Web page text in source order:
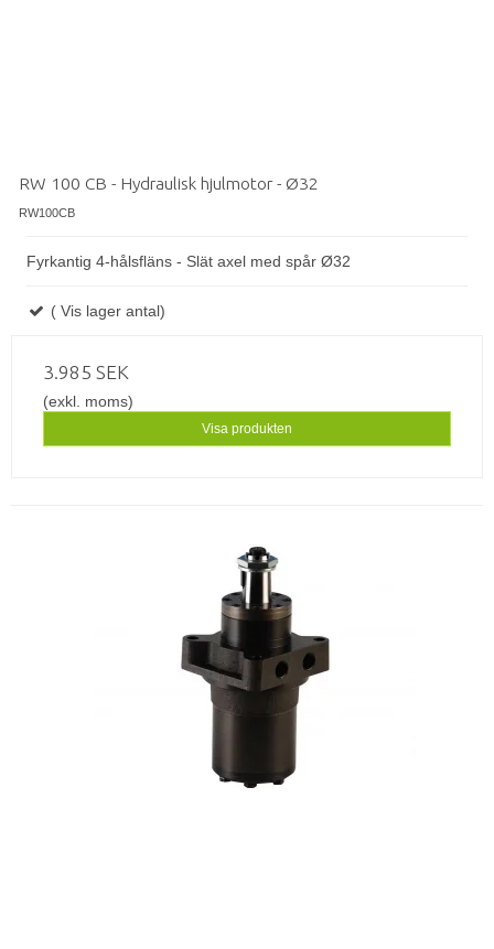
RW 100 CB - Hydraulisk hjulmotor - Ø32
RW100CB
Fyrkantig 4-hålsfläns - Slät axel med spår Ø32
( Vis lager antal)
3.985 SEK
(exkl. moms)
Visa produkten